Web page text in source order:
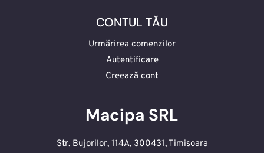
CONTUL TĂU
Urmărirea comenzilor
Autentificare
Creează cont
Macipa SRL
Str. Bujorilor, 114A, 300431, Timisoara